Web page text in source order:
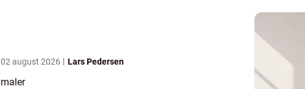
02 august 2026 Lars Pedersen
maler